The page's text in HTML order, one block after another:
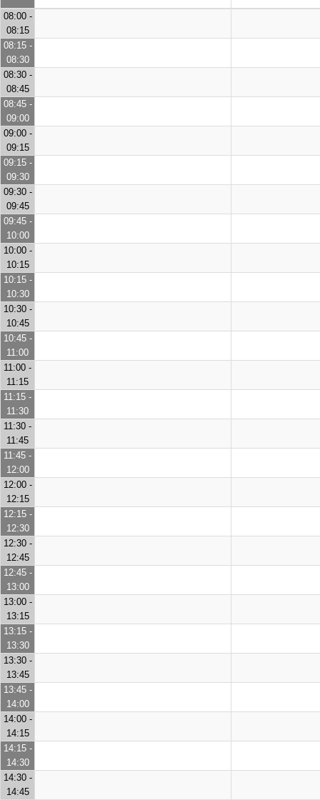
08:00 -
08:15
08:15 -
08:30
08:30 -
08:45
08:45 -
09:00
09:00 -
09:15
09:15 -
09:30
09:30 -
09:45
09:45 -
10:00
10:00 -
10:15
10:15 -
10:30
10:30 -
10:45
10:45 -
11:00
11:00 -
11:15
11:15 -
11:30
11:30 -
11:45
11:45 -
12:00
12:00 -
12:15
12:15 -
12:30
12:30 -
12:45
12:45 -
13:00
13:00 -
13:15
13:15 -
13:30
13:30 -
13:45
13:45 -
14:00
14:00 -
14:15
14:15 -
14:30
14:30 -
14:45